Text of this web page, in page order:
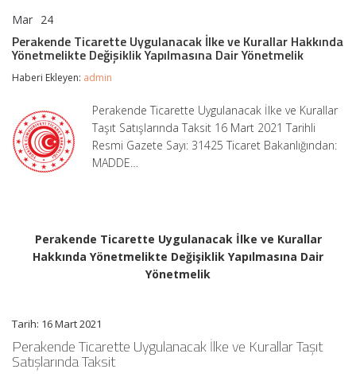
Mar 24
Uygulanacak
İlke
ve
Yönetmelikte
Değişiklik
Yapılmasına
Dair
Yönetmelik
Perakende Ticarette Uygulanacak İlke ve Kurallar Hakkında
Yönetmelikte Değişiklik Yapılmasına Dair Yönetmelik
Haberi Ekleyen: admin
Perakende Ticarette Uygulanacak İlke ve Kurallar
Taşıt Satışlarında Taksit 16 Mart 2021 Tarihli
Resmi Gazete Sayı: 31425 Ticaret Bakanlığından:
MADDE…
Perakende Ticarette Uygulanacak İlke ve Kurallar
Hakkında Yönetmelikte Değişiklik Yapılmasına Dair
Yönetmelik
Tarih: 16 Mart 2021
Perakende Ticarette Uygulanacak İlke ve Kurallar Taşıt
Satışlarında Taksit